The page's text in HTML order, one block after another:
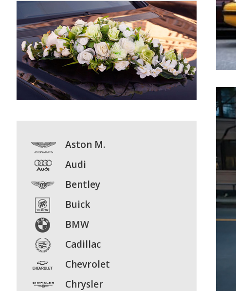
Aston M.
Audi
Bentley
Buick
BMW
Cadillac
Chevrolet
Chrysler